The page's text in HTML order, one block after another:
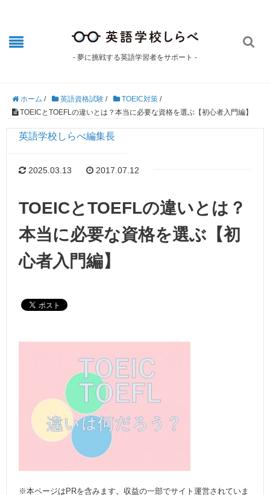
- 夢に挑戦する英語学習者をサポート -

ホーム / 英語資格試験 / TOEIC対策 /
TOEICとTOEFLの違いとは？本当に必要な資格を選ぶ【初心者入門編】
英語学校しらべ編集長
2025.03.13 2017.07.12
TOEICとTOEFLの違いとは？
本当に必要な資格を選ぶ【初
心者入門編】
※本ページはPRを含みます。収益の一部でサイト運営されていま